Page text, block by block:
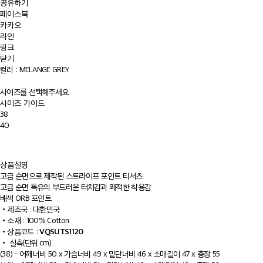
공유하기
페이스북
카카오
라인
링크
닫기
컬러 : MELANGE GREY
사이즈를 선택해주세요.
사이즈 가이드
38
40
상품설명
고급 순면으로 제작된 스트라이프 포인트 티셔츠
고급 순면 특유의 부드러운 터치감과 쾌적한 착용감
배색 ORB 포인트
• 제조국 : 대한민국
• 소재 : 100% Cotton
•상품코드 :VQSUTS1120
• 실측(단위 cm)
(38) - 어깨너비 50 x 가슴너비 49 x 밑단너비 46 x 소매길이 47 x 총장 55